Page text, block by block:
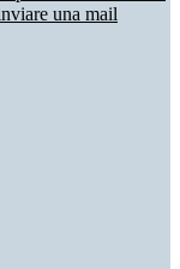
una mail